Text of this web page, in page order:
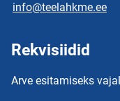
info@teelahkme.ee
Rekvisiidid
Arve esitamiseks